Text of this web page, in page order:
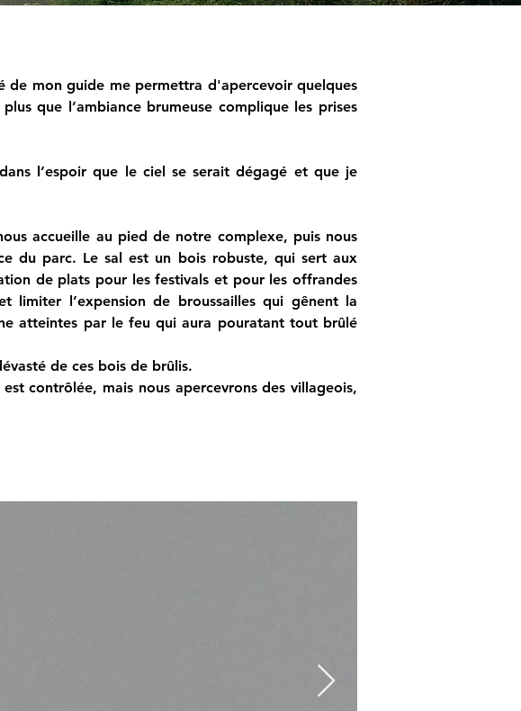
de mon guide me permettra d'apercevoir quelques
que l’ambiance brumeuse complique les prises
l’espoir que le ciel se serait dégagé et que je
accueille au pied de notre complexe, puis nous
du parc. Le sal est un bois robuste, qui sert aux
de plats pour les festivals et pour les offrandes
limiter l’expension de broussailles qui gênent la
atteintes par le feu qui aura pouratant tout brûlé
de ces bois de brûlis.
contrôlée, mais nous apercevrons des villageois,